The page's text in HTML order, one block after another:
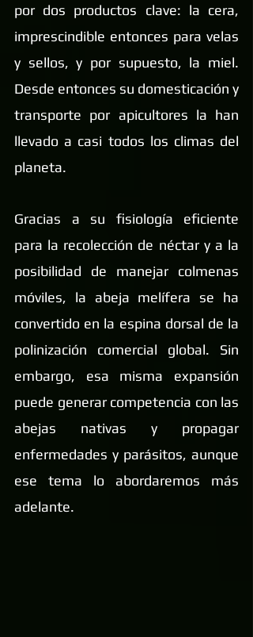
por dos productos clave: la cera,
imprescindible entonces para velas
y sellos, y por supuesto, la miel.
Desde entonces su domesticación y
transporte por apicultores la han
llevado a casi todos los climas del
planeta.
Gracias a su fisiología eficiente
para la recolección de néctar y a la
posibilidad de manejar colmenas
móviles, la abeja melífera se ha
convertido en la espina dorsal de la
polinización comercial global. Sin
embargo, esa misma expansión
puede generar competencia con las
abejas nativas y propagar
enfermedades y parásitos, aunque
ese tema lo abordaremos más
adelante.